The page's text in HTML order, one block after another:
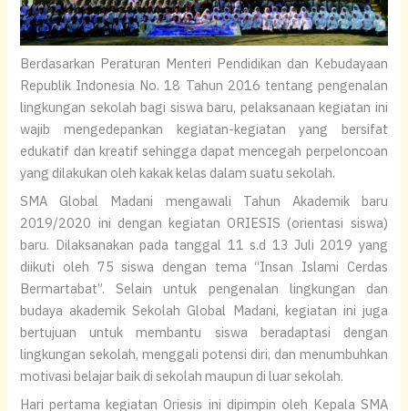
Berdasarkan Peraturan Menteri Pendidikan dan Kebudayaan
Republik Indonesia No. 18 Tahun 2016 tentang pengenalan
lingkungan sekolah bagi siswa baru, pelaksanaan kegiatan ini
wajib mengedepankan kegiatan-kegiatan yang bersifat
edukatif dan kreatif sehingga dapat mencegah perpeloncoan
yang dilakukan oleh kakak kelas dalam suatu sekolah.
SMA Global Madani mengawali Tahun Akademik baru
2019/2020 ini dengan kegiatan ORIESIS (orientasi siswa)
baru. Dilaksanakan pada tanggal 11 s.d 13 Juli 2019 yang
diikuti oleh 75 siswa dengan tema “Insan Islami Cerdas
Bermartabat”. Selain untuk pengenalan lingkungan dan
budaya akademik Sekolah Global Madani, kegiatan ini juga
bertujuan untuk membantu siswa beradaptasi dengan
lingkungan sekolah, menggali potensi diri, dan menumbuhkan
motivasi belajar baik di sekolah maupun di luar sekolah.
Hari pertama kegiatan Oriesis ini dipimpin oleh Kepala SMA